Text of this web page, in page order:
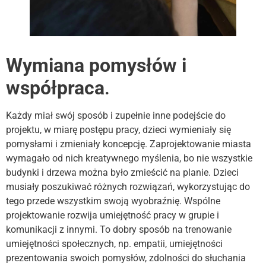
Wymiana pomysłów i
współpraca.
Każdy miał swój sposób i zupełnie inne podejście do
projektu, w miarę postępu pracy, dzieci wymieniały się
pomysłami i zmieniały koncepcję. Zaprojektowanie miasta
wymagało od nich kreatywnego myślenia, bo nie wszystkie
budynki i drzewa można było zmieścić na planie. Dzieci
musiały poszukiwać różnych rozwiązań, wykorzystując do
tego przede wszystkim swoją wyobraźnię. Wspólne
projektowanie rozwija umiejętność pracy w grupie i
komunikacji z innymi. To dobry sposób na trenowanie
umiejętności społecznych, np. empatii, umiejętności
prezentowania swoich pomysłów, zdolności do słuchania